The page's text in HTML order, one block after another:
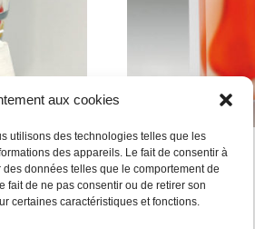
aux cookies
utilisons des technologies telles que les
des appareils. Le fait de consentir à
données telles que le comportement de
fait de ne pas consentir ou de retirer son
certaines caractéristiques et fonctions.
Produit
Lire la suite